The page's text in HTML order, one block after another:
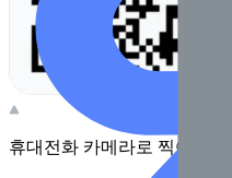
휴대전화 카메라로 찍어보세